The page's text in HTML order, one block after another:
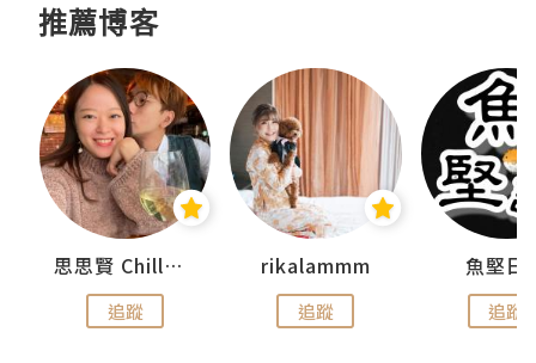
推薦博客
思思賢 ChillMyBabe
追蹤
rikalammm
追蹤
魚堅日
追蹤